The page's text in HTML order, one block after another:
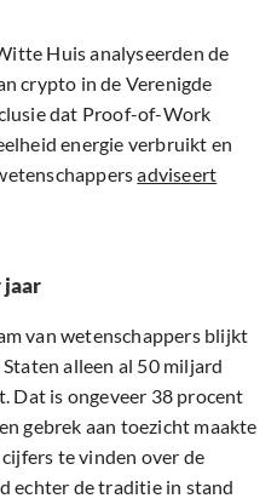
Huis analyseerden de
crypto in de Verenigde
dat Proof-of-Work
energie verbruikt en
adviseert
van wetenschappers blijkt
alleen al 50 miljard
Dat is ongeveer 38 procent
gebrek aan toezicht maakte
te vinden over de
echter de traditie in stand